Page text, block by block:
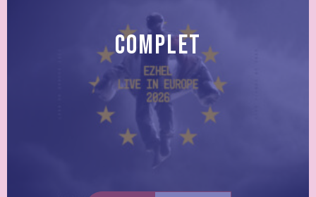
Complet